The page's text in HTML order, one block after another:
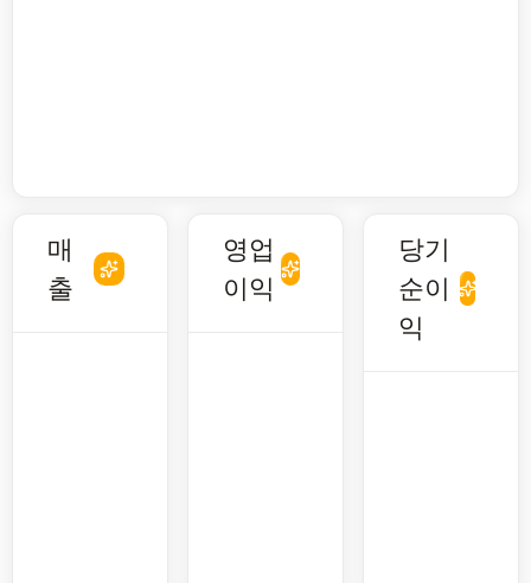
매
출
영업
이익
당기
순이
익